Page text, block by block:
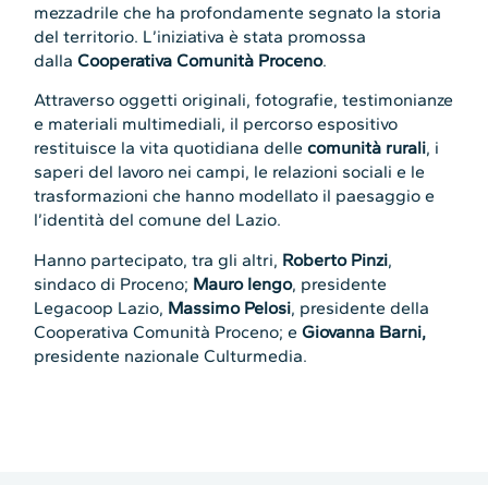
mezzadrile che ha profondamente segnato la storia
del territorio. L’iniziativa è stata promossa
dallaCooperativa Comunità Proceno.
Attraverso oggetti originali, fotografie, testimonianze
e materiali multimediali, il percorso espositivo
restituisce la vita quotidiana dellecomunità rurali, i
saperi del lavoro nei campi, le relazioni sociali e le
trasformazioni che hanno modellato il paesaggio e
l’identità del comune del Lazio.
Hanno partecipato, tra gli altri, Roberto Pinzi,
sindaco di Proceno; Mauro Iengo, presidente
Legacoop Lazio, Massimo Pelosi, presidente della
Cooperativa Comunità Proceno; eGiovanna Barni,
presidente nazionale Culturmedia.